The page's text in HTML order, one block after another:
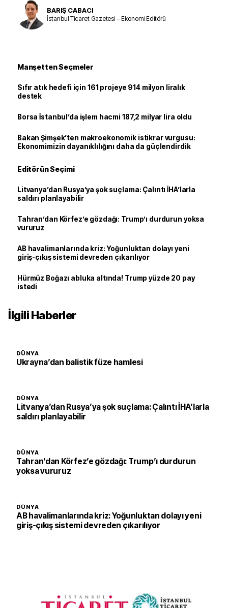
BARIŞ CABACI
İstanbul Ticaret Gazetesi – Ekonomi Editörü
Manşetten Seçmeler
Sıfır atık hedefi için 161 projeye 914 milyon liralık
destek
Borsa İstanbul’da işlem hacmi 187,2 milyar lira oldu
Bakan Şimşek’ten makroekonomik istikrar vurgusu:
Ekonomimizin dayanıklılığını daha da güçlendirdik
Editörün Seçimi
Litvanya’dan Rusya’ya şok suçlama: Çalıntı İHA’larla
saldırı planlayabilir
Tahran’dan Körfez’e gözdağı: Trump’ı durdurun yoksa
vururuz
AB havalimanlarında kriz: Yoğunluktan dolayı yeni
giriş-çıkış sistemi devreden çıkarılıyor
Hürmüz Boğazı abluka altında! Trump yüzde 20 pay
istedi
İlgili Haberler
DÜNYA
Ukrayna’dan balistik füze hamlesi
DÜNYA
Litvanya’dan Rusya’ya şok suçlama: Çalıntı İHA’larla
saldırı planlayabilir
DÜNYA
Tahran’dan Körfez’e gözdağı: Trump’ı durdurun
yoksa vururuz
DÜNYA
AB havalimanlarında kriz: Yoğunluktan dolayı yeni
giriş-çıkış sistemi devreden çıkarılıyor